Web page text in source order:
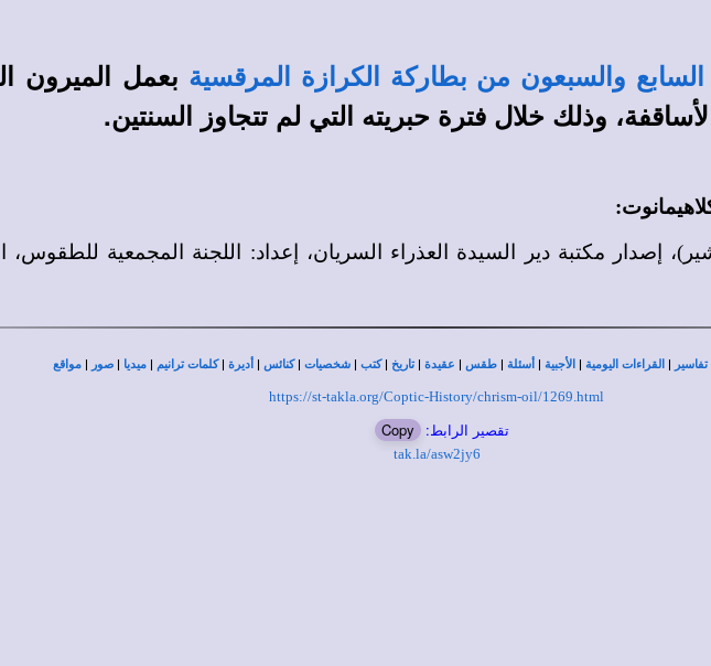
السابع والسبعون من بطاركة الكرازة المرقسية بعمل
وذلك خلال فترة حبريته التي لم تتجاوز السنتين.
:
تفاسير | القراءات اليومية | الأجبية | أسئلة |طقس | عقيدة |تاريخ |كتب |شخصيات |كنائس | أديرة |كلمات ترانيم |ميديا |صور |مواقع
https://st-takla.org/Coptic-History/chrism-oil/1269.html
تقصير الرابط: Copy
tak.la/asw2jy6